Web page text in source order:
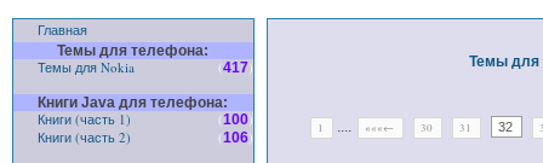
Главная
Темы для телефона:
Темы для Nokia (417)
Книги Java для телефона:
Книги (часть 1) (100)
Книги (часть 2)
(106)
Темы для
1 .... «««← 30 31 32